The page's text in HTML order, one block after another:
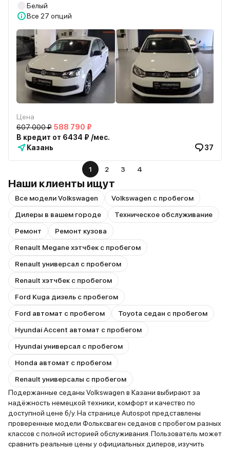
Белый
Все 27 опций
Цена
607 000 ₽ 588 790 ₽
В кредит от 6434 ₽ /мес.
Казань
37
1 2 3 4
Наши клиенты ищут
Все модели Volkswagen
Volkswagen с пробегом
Дилеры в вашем городе
Техническое обслуживание
Ремонт
Ремонт кузова
Renault Megane хэтчбек с пробегом
Renault универсал с пробегом
Renault хэтчбек с пробегом
Ford Kuga дизель с пробегом
Ford автомат с пробегом
Toyota седан с пробегом
Hyundai Accent автомат с пробегом
Hyundai универсал с пробегом
Honda автомат с пробегом
Renault универсалы с пробегом
Подержанные седаны Volkswagen в Казани выбирают за
надёжность немецкой техники, комфорт и качество по
доступной цене б/у. На странице Autospot представлены
проверенные модели Фольксваген седанов с пробегом разных
классов с полной историей обслуживания. Пользователь может
сравнить реальные цены у официальных дилеров, изучить